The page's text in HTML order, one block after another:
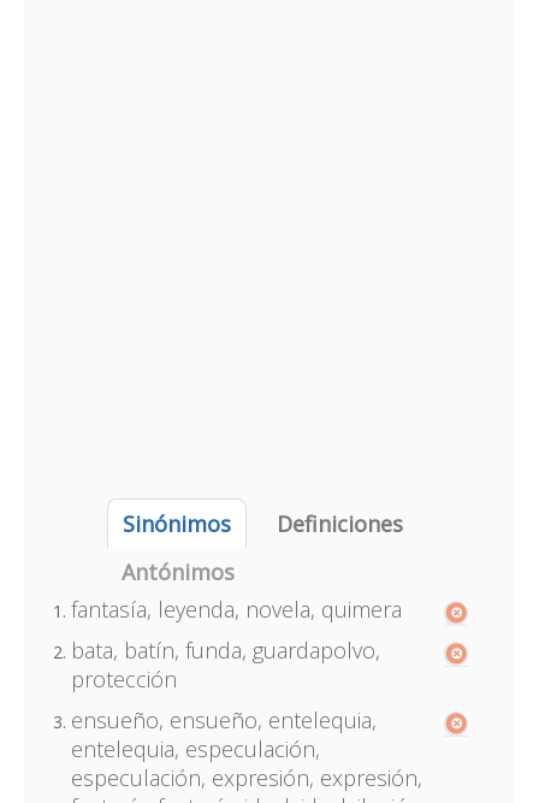
Sinónimos
Definiciones
Antónimos
fantasía, leyenda, novela, quimera
bata, batín, funda, guardapolvo,
protección
ensueño, ensueño, entelequia,
entelequia, especulación,
especulación, expresión, expresión,